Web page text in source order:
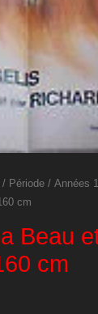
/ Période / Années
cm
Beau
cm